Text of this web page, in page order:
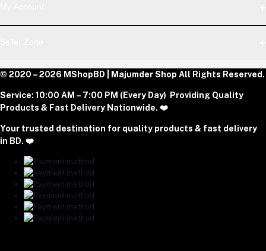
Phone
+8801977197994
majumdershop77@gmail.com
Track Order
Become A Seller
Download Seller App
© 2020 – 2026 MShopBD | Majumder Shop All Rights Reserved.
Service: 10:00 AM – 7:00 PM (Every Day) Providing Quality
Products & Fast Delivery Nationwide. ❤️
Your trusted destination for quality products & fast delivery
in BD. ❤️